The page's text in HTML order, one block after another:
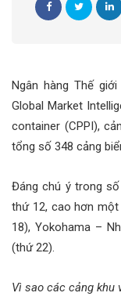
Ngân hàng Thế
Global Market
container (CPPI),
tổng số 348 cảng
Đáng chú ý trong
thứ 12, cao hơn
18), Yokohama –
(thứ 22).
Vì sao các cảng